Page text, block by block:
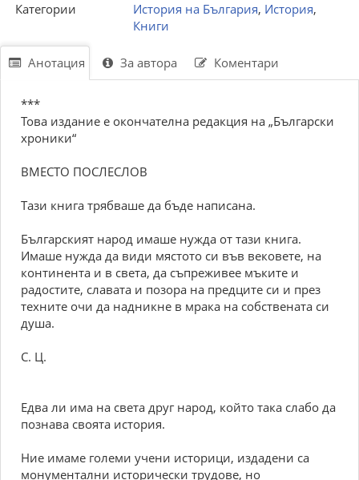
Категории
История на България, История,
Книги
Анотация За автора Коментари
***
Това издание е окончателна редакция на „Български
хроники“
ВМЕСТО ПОСЛЕСЛОВ
Тази книга трябваше да бъде написана.
Българският народ имаше нужда от тази книга.
Имаше нужда да види мястото си във вековете, на
континента и в света, да съпреживее мъките и
радостите, славата и позора на предците си и през
техните очи да надникне в мрака на собствената си
душа.
С. Ц.
Едва ли има на света друг народ, който така слабо да
познава своята история.
Ние имаме големи учени историци, издадени са
монументални исторически трудове, но